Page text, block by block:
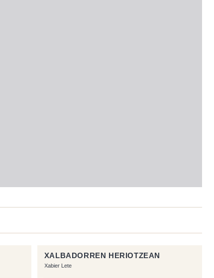
XALBADORREN HERIOTZEAN
Xabier Lete